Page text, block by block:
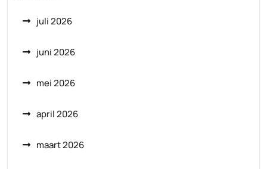
juli 2026
juni 2026
mei 2026
april 2026
maart 2026